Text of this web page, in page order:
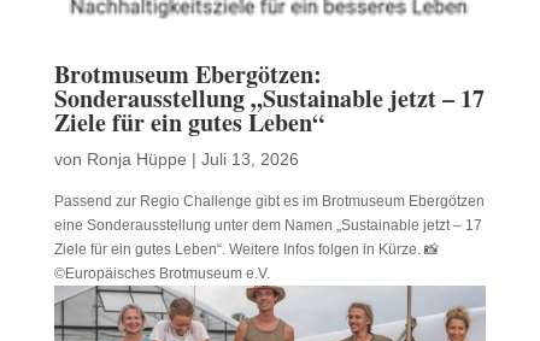
Brotmuseum Ebergötzen:
Sonderausstellung „Sustainable jetzt – 17
Ziele für ein gutes Leben“
von Ronja Hüppe | Juli 13, 2026
Passend zur Regio Challenge gibt es im Brotmuseum Ebergötzen
eine Sonderausstellung unter dem Namen „Sustainable jetzt – 17
Ziele für ein gutes Leben“. Weitere Infos folgen in Kürze. 📸
©Europäisches Brotmuseum e.V.